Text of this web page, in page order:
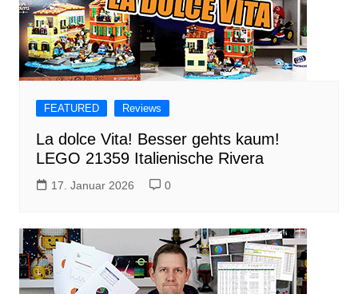
FEATURED Reviews
La dolce Vita! Besser gehts kaum!
LEGO 21359 Italienische Rivera
17. Januar 2026 0